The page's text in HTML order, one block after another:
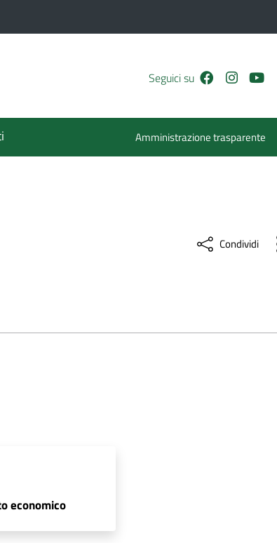
Seguici su Facebook
Instagram
Amministrazione trasparente
Condividi
economico